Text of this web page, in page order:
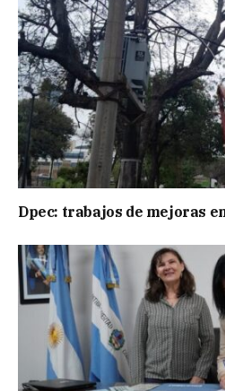
Dpec: trabajos de mejoras